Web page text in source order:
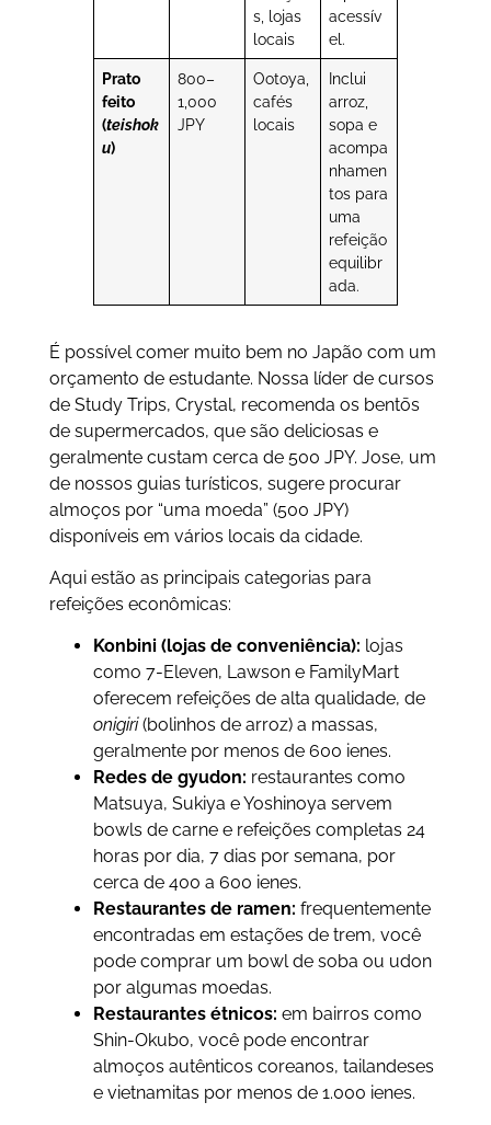
s, lojas
locais
acessív
el.
Prato
feito
(teishok
u)
800–
1,000
JPY
Ootoya,
cafés
locais
Inclui
arroz,
sopa e
acompa
nhamen
tos para
uma
refeição
equilibr
ada.
É possível comer muito bem no Japão com um
orçamento de estudante. Nossa líder de cursos
de Study Trips, Crystal, recomenda os bentōs
de supermercados, que são deliciosas e
geralmente custam cerca de 500 JPY. Jose, um
de nossos guias turísticos, sugere procurar
almoços por “uma moeda” (500 JPY)
disponíveis em vários locais da cidade.
Aqui estão as principais categorias para
refeições econômicas:
Konbini (lojas de conveniência): lojas
como 7-Eleven, Lawson e FamilyMart
oferecem refeições de alta qualidade, de
onigiri(bolinhos de arroz) a massas,
geralmente por menos de 600 ienes.
Redes de gyudon: restaurantes como
Matsuya, Sukiya e Yoshinoya servem
bowls de carne e refeições completas 24
horas por dia, 7 dias por semana, por
cerca de 400 a 600 ienes.
Restaurantes de ramen: frequentemente
encontradas em estações de trem, você
pode comprar um bowl de soba ou udon
por algumas moedas.
Restaurantes étnicos: em bairros como
Shin-Okubo, você pode encontrar
almoços autênticos coreanos, tailandeses
e vietnamitas por menos de 1.000 ienes.